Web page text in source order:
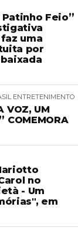
Patinho Feio”
uma
por
ENTRETENIMENTO
VOZ, UM
COMEMORA
no
- Um
em